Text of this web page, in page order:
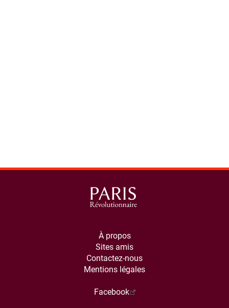
À propos
Sites amis
Contactez-nous
Mentions légales
Facebook